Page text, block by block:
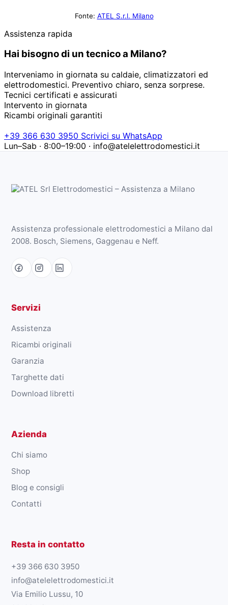
Fonte: ATEL S.r.l. Milano
Assistenza rapida
Hai bisogno di un tecnico a Milano?
Interveniamo in giornata su caldaie, climatizzatori ed
elettrodomestici. Preventivo chiaro, senza sorprese.
Tecnici certificati e assicurati
Intervento in giornata
Ricambi originali garantiti
+39 366 630 3950 Scrivici su WhatsApp
Lun–Sab · 8:00–19:00 · info@atelelettrodomestici.it
Assistenza professionale elettrodomestici a Milano dal
2008. Bosch, Siemens, Gaggenau e Neff.
Servizi
Assistenza
Ricambi originali
Garanzia
Targhette dati
Download libretti
Azienda
Chi siamo
Shop
Blog e consigli
Contatti
Resta in contatto
+39 366 630 3950
info@atelelettrodomestici.it
Via Emilio Lussu, 10